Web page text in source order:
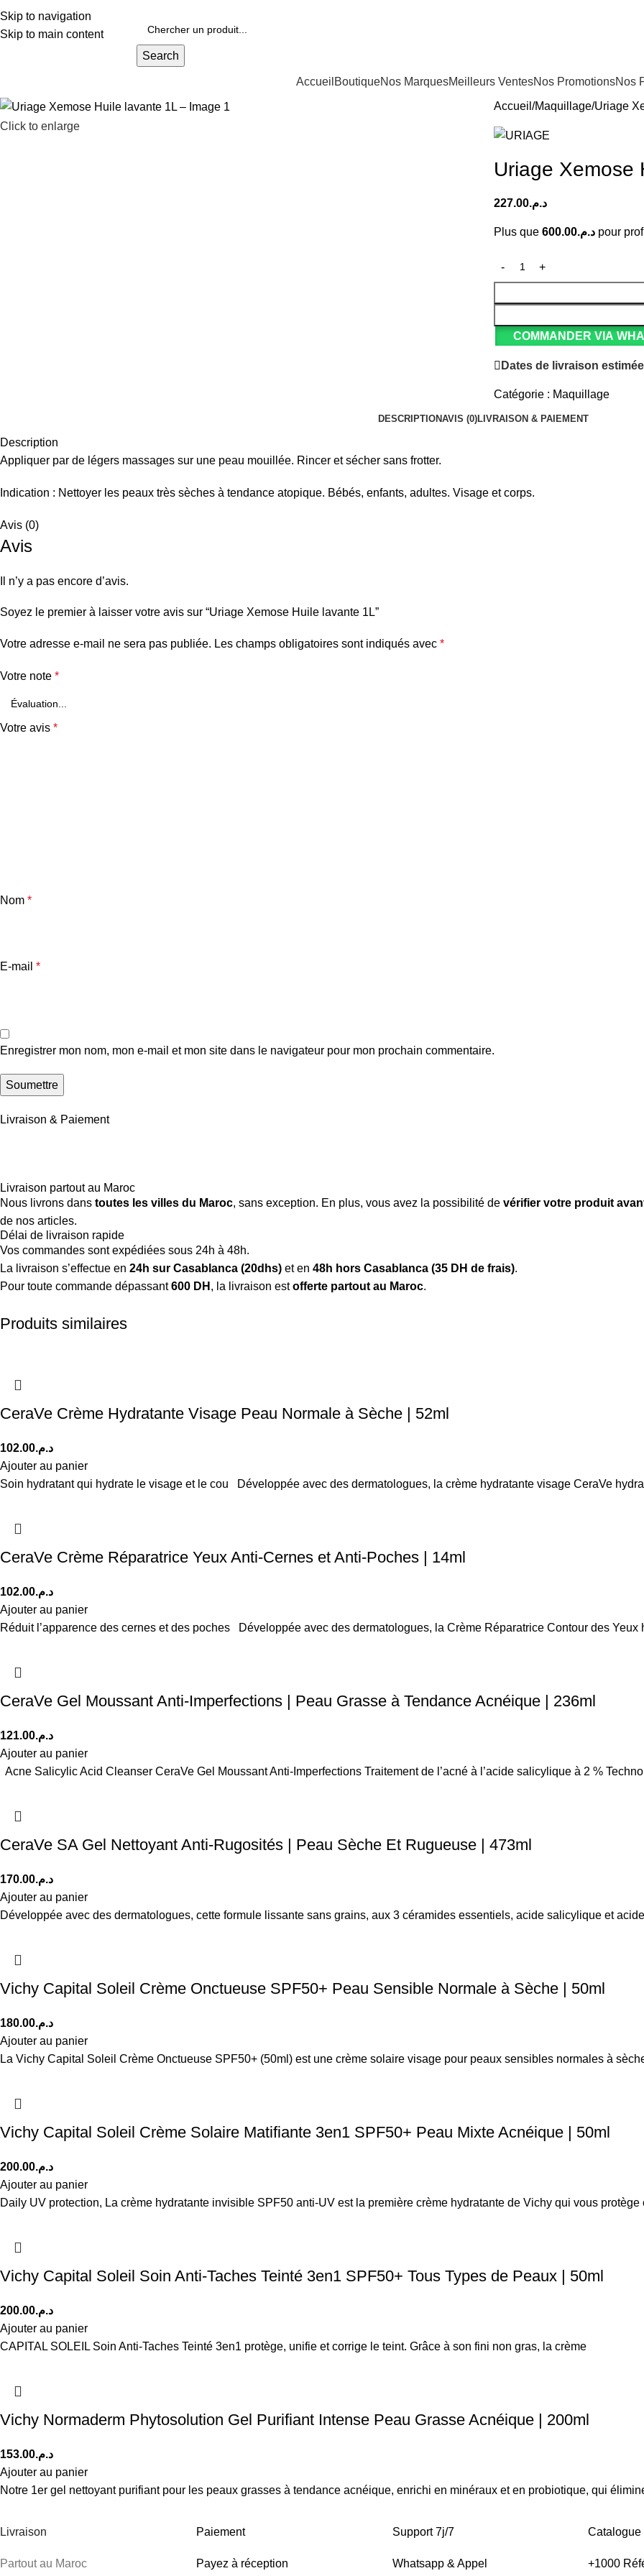
Skip to navigation
Skip to main content
Search
Accueil BoutiqueNos MarquesMeilleurs VentesNos PromotionsNos
Click to enlarge
Accueil Maquillage Uriage
Uriage Xemose
د.م.227.00
Plus que د.م.600.00 pour
COMMANDER VIA
Dates de livraison
Catégorie : Maquillage
DESCRIPTIONAVIS (0)LIVRAISON & PAIEMENT
Description
Appliquer par de légers massages sur une peau mouillée. Rincer et sécher sans frotter.
Indication : Nettoyer les peaux très sèches à tendance atopique. Bébés, enfants, adultes. Visage et corps.
Avis (0)
Avis
Il n’y a pas encore d’avis.
Soyez le premier à laisser votre avis sur “Uriage Xemose Huile lavante 1L”
Votre adresse e-mail ne sera pas publiée. Les champs obligatoires sont indiqués avec *
Votre note *
Votre avis *
Nom *
E-mail *
Enregistrer mon nom, mon e-mail et mon site dans le navigateur pour mon prochain commentaire.
Livraison & Paiement
Livraison partout au Maroc
Nous livrons dans toutes les villes du Maroc, sans exception. En plus, vous avez la possibilité de vérifier votre produit
de nos articles.
Délai de livraison rapide
Vos commandes sont expédiées sous 24h à 48h.
La livraison s’effectue en 24h sur Casablanca (20dhs) et en 48h hors Casablanca (35 DH de frais).
Pour toute commande dépassant600 DH , la livraison estofferte partout au Maroc.
Produits similaires
CeraVe Crème Hydratante Visage Peau Normale à Sèche | 52ml
د.م.102.00
Ajouter au panier
Soin hydratant qui hydrate le visage et le cou Développée avec des dermatologues, la crème hydratante visage CeraVe
CeraVe Crème Réparatrice Yeux Anti-Cernes et Anti-Poches | 14ml
د.م.102.00
Ajouter au panier
Réduit l’apparence des cernes et des poches Développée avec des dermatologues, la Crème Réparatrice Contour des Yeux
CeraVe Gel Moussant Anti-Imperfections | Peau Grasse à Tendance Acnéique | 236ml
د.م.121.00
Ajouter au panier
Acne Salicylic Acid Cleanser CeraVe Gel Moussant Anti-Imperfections Traitement de l’acné à l’acide salicylique à 2 %
CeraVe SA Gel Nettoyant Anti-Rugosités | Peau Sèche Et Rugueuse | 473ml
د.م.170.00
Ajouter au panier
Développée avec des dermatologues, cette formule lissante sans grains, aux 3 céramides essentiels, acide salicylique et
Vichy Capital Soleil Crème Onctueuse SPF50+ Peau Sensible Normale à Sèche | 50ml
د.م.180.00
Ajouter au panier
La Vichy Capital Soleil Crème Onctueuse SPF50+ (50ml) est une crème solaire visage pour peaux sensibles normales à
Vichy Capital Soleil Crème Solaire Matifiante 3en1 SPF50+ Peau Mixte Acnéique | 50ml
د.م.200.00
Ajouter au panier
Daily UV protection, La crème hydratante invisible SPF50 anti-UV est la première crème hydratante de Vichy qui vous protège
Vichy Capital Soleil Soin Anti-Taches Teinté 3en1 SPF50+ Tous Types de Peaux | 50ml
د.م.200.00
Ajouter au panier
CAPITAL SOLEIL Soin Anti-Taches Teinté 3en1 protège, unifie et corrige le teint. Grâce à son fini non gras, la crème
Vichy Normaderm Phytosolution Gel Purifiant Intense Peau Grasse Acnéique | 200ml
د.م.153.00
Ajouter au panier
Notre 1er gel nettoyant purifiant pour les peaux grasses à tendance acnéique, enrichi en minéraux et en probiotique, qui
Livraison
Partout au Maroc
Paiement
Payez à réception
Support 7j/7
Whatsapp & Appel
Catalogue
+1000